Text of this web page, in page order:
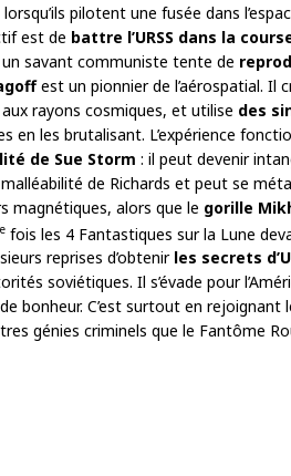
pilotent une fusée dans
est de battre l’URSS dans la
un savant communiste tente de
est un pionnier de l’aérospatial. Il
rayons cosmiques, et utilise des
en les brutalisant. L’expérience
de Sue Storm : il peut devenir
de Richards et peut se
magnétiques, alors que le gorille
fois les 4 Fantastiques sur la Lune
reprises d’obtenir les secrets
soviétiques. Il s’évade pour
bonheur. C’est surtout en rejoignant
génies criminels que le Fantôme